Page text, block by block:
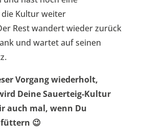
die Kultur weiter
Rest wandert wieder zurück
und wartet auf seinen
Vorgang wiederholt,
Deine Sauerteig-Kultur
auch mal, wenn Du
😉